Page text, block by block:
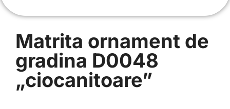
Matrita ornament de
gradina D0048
„ciocanitoare”